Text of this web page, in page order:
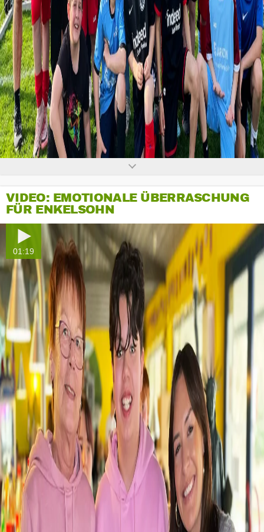
0
seconds
of
0
seconds
VIDEO: EMOTIONALE ÜBERRASCHUNG
FÜR ENKELSOHN
01:19